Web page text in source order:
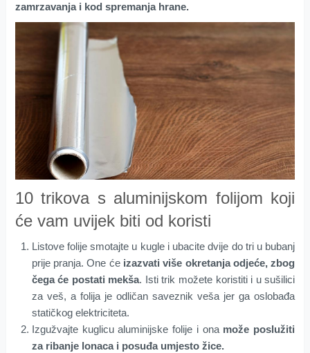
zamrzavanja i kod spremanja hrane.
10 trikova s aluminijskom folijom koji
će vam uvijek biti od koristi
Listove folije smotajte u kugle i ubacite dvije do tri u bubanj
prije pranja. One ćeizazvati više okretanja odjeće, zbog
čega će postati mekša. Isti trik možete koristiti i u sušilici
za veš, a folija je odličan saveznik veša jer ga oslobađa
statičkog elektriciteta.
Izgužvajte kuglicu aluminijske folije i onamože poslužiti
za ribanje lonaca i posuđa umjesto žice.